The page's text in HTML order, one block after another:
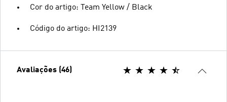
Cor do artigo: Team Yellow / Black
Código do artigo: HI2139
Avaliações (46)